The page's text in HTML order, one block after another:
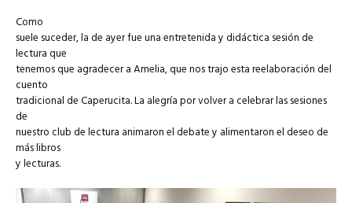
Como
suele suceder, la de ayer fue una entretenida y didáctica sesión de
lectura que
tenemos que agradecer a Amelia, que nos trajo esta reelaboración del
cuento
tradicional de Caperucita. La alegría por volver a celebrar las sesiones
de
nuestro club de lectura animaron el debate y alimentaron el deseo de
más libros
y lecturas.